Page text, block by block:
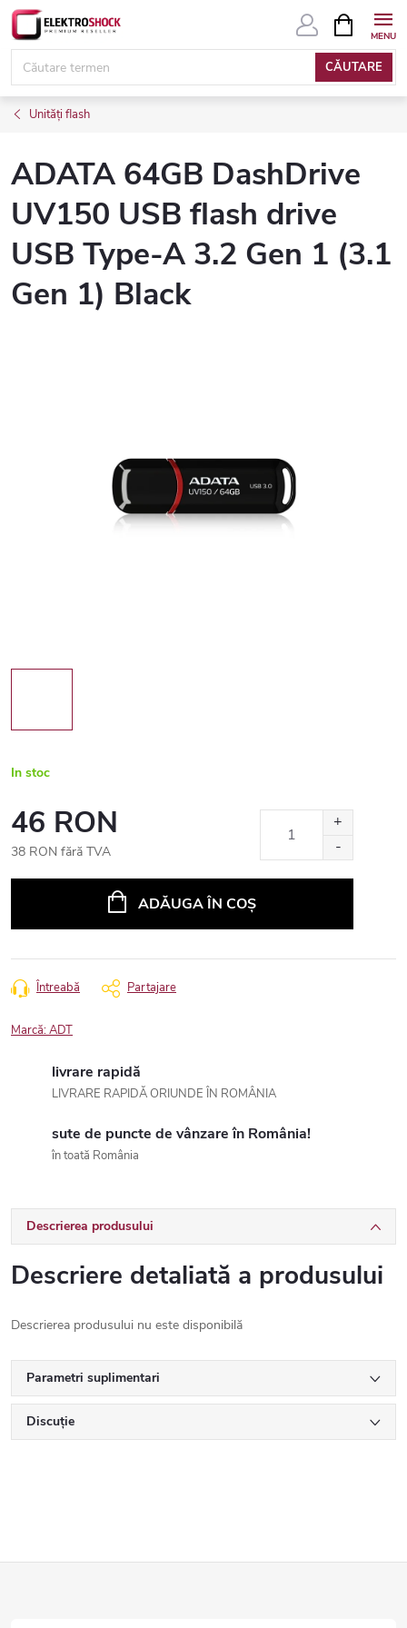
Treci
conținut
CĂUTARE
COŞ
DE
Unități flash
ADATA 64GB DashDrive
UV150 USB flash drive
USB Type-A 3.2 Gen 1 (3.1
Gen 1) Black
In stoc
46 RON
38 RON fără TVA
ADĂUGA ÎN COŞ
Întreabă Partajare
Marcă:ADT
livrare rapidă
LIVRARE RAPIDĂ ORIUNDE ÎN ROMÂNIA
sute de puncte de vânzare în România!
în toată România
Descrierea produsului
Descriere detaliată a produsului
Descrierea produsului nu este disponibilă
Parametri suplimentari
Discuţie